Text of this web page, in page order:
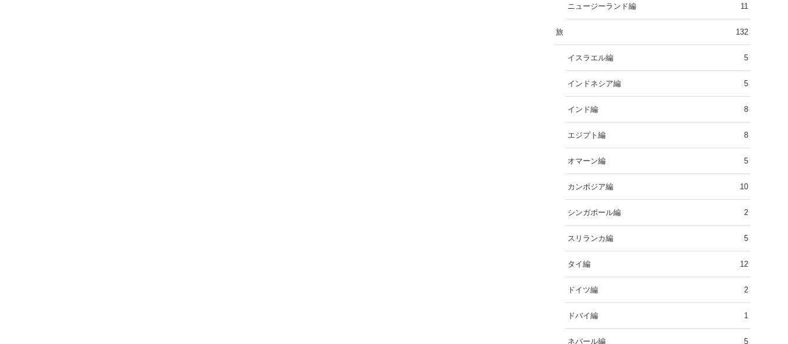
ニュージーランド編 11
旅 132
イスラエル編 5
インドネシア編 5
インド編 8
エジプト編 8
オマーン編 5
カンボジア編 10
シンガポール編 2
スリランカ編 5
タイ編 12
ドイツ編 2
ドバイ編 1
ネパール編 5